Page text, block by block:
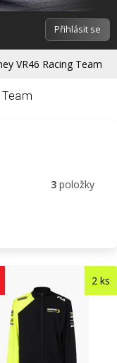
Přihlásit se
VR46 Racing Team
3položky
2 ks